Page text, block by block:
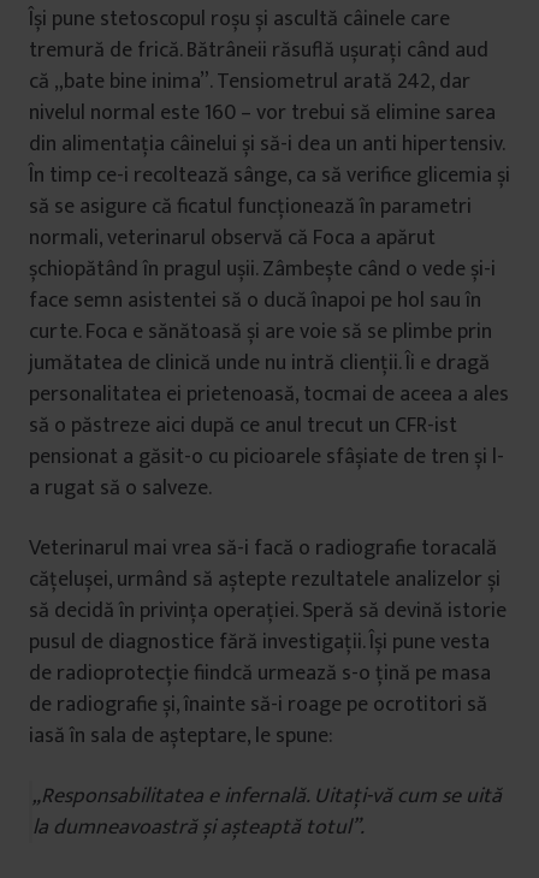
Își pune stetoscopul roșu și ascultă câinele care
tremură de frică. Bătrâneii răsuflă ușurați când aud
că „bate bine inima”. Tensiometrul arată 242, dar
nivelul normal este 160 – vor trebui să elimine sarea
din alimentația câinelui și să-i dea un anti hipertensiv.
În timp ce-i recoltează sânge, ca să verifice glicemia și
să se asigure că ficatul funcționează în parametri
normali, veterinarul observă că Foca a apărut
șchiopătând în pragul ușii. Zâmbește când o vede și-i
face semn asistentei să o ducă înapoi pe hol sau în
curte. Foca e sănătoasă și are voie să se plimbe prin
jumătatea de clinică unde nu intră clienții. Îi e dragă
personalitatea ei prietenoasă, tocmai de aceea a ales
să o păstreze aici după ce anul trecut un CFR-ist
pensionat a găsit-o cu picioarele sfâșiate de tren și l-
a rugat să o salveze.
Veterinarul mai vrea să-i facă o radiografie toracală
cățelușei, urmând să aștepte rezultatele analizelor și
să decidă în privința operației. Speră să devină istorie
pusul de diagnostice fără investigații. Își pune vesta
de radioprotecție fiindcă urmează s-o țină pe masa
de radiografie și, înainte să-i roage pe ocrotitori să
iasă în sala de așteptare, le spune:
„Responsabilitatea e infernală. Uitați-vă cum se uită
la dumneavoastră și așteaptă totul”.